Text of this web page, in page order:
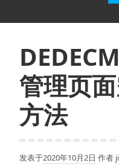
管理页
方法
发表于2020年10月2日 作者